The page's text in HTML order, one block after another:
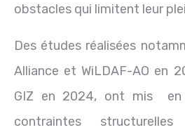
obstacles qui limitent leur
Des études réalisées
Alliance et WiLDAF-AO en
GIZ en 2024, ont mis en
contraintes